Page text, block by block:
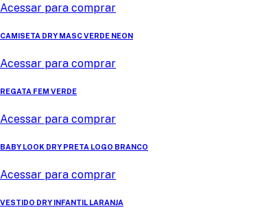
Acessar para comprar
CAMISETA DRY MASC VERDE NEON
Acessar para comprar
REGATA FEM VERDE
Acessar para comprar
BABY LOOK DRY PRETA LOGO BRANCO
Acessar para comprar
VESTIDO DRY INFANTIL LARANJA